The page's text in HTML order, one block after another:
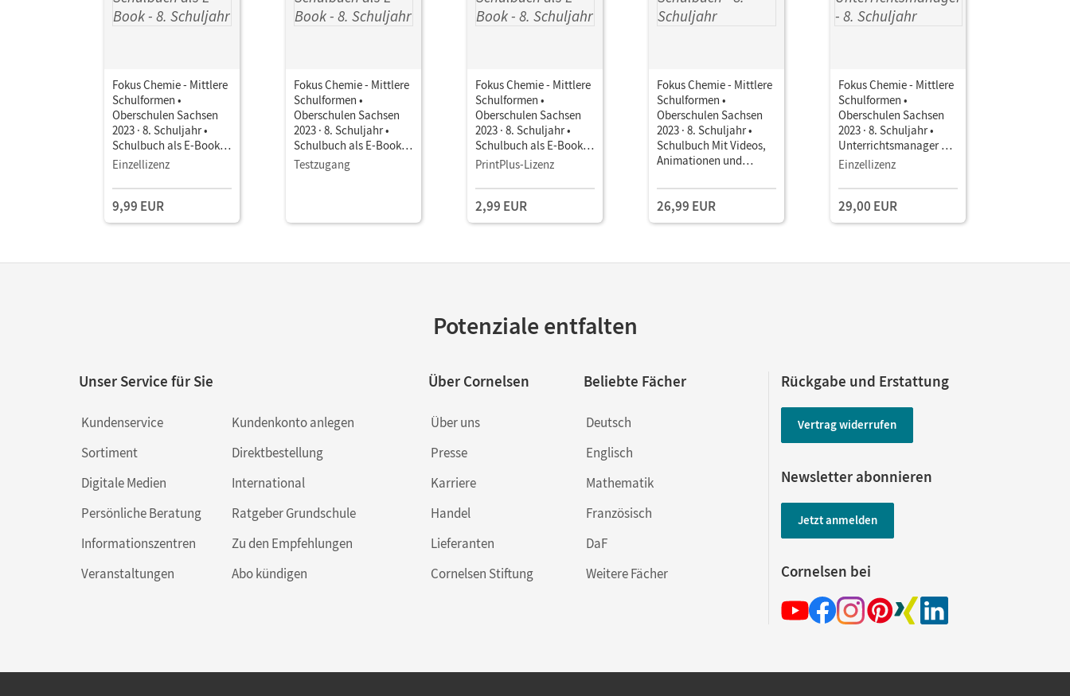
Fokus Chemie - Mittlere
Schulformen •
Oberschulen Sachsen
2023 · 8. Schuljahr •
Schulbuch als E-Book
Mit Medien
Einzellizenz
9,99 EUR
Fokus Chemie - Mittlere
Schulformen •
Oberschulen Sachsen
2023 · 8. Schuljahr •
Schulbuch als E-Book
Mit Medien
Testzugang
Fokus Chemie - Mittlere
Schulformen •
Oberschulen Sachsen
2023 · 8. Schuljahr •
Schulbuch als E-Book
Mit Medien
PrintPlus-Lizenz
2,99 EUR
Fokus Chemie - Mittlere
Schulformen •
Oberschulen Sachsen
2023 · 8. Schuljahr •
Schulbuch Mit Videos,
Animationen und
26,99 EUR
Fokus Chemie - Mittlere
Schulformen •
Oberschulen Sachsen
2023 · 8. Schuljahr •
Unterrichtsmanager E-
Book mit
und Planungstools
Einzellizenz
29,00 EUR
Potenziale entfalten
Unser Service für Sie
Kundenservice
Sortiment
Digitale Medien
Persönliche Beratung
Informationszentren
Veranstaltungen
Kundenkonto anlegen
Direktbestellung
International
Ratgeber Grundschule
Zu den Empfehlungen
Abo kündigen
Über Cornelsen
Über uns
Presse
Karriere
Handel
Lieferanten
Cornelsen Stiftung
Beliebte Fächer
Deutsch
Englisch
Mathematik
Französisch
DaF
Weitere Fächer
Rückgabe und Erstattung
Vertrag widerrufen
Newsletter abonnieren
Jetzt anmelden
Cornelsen bei